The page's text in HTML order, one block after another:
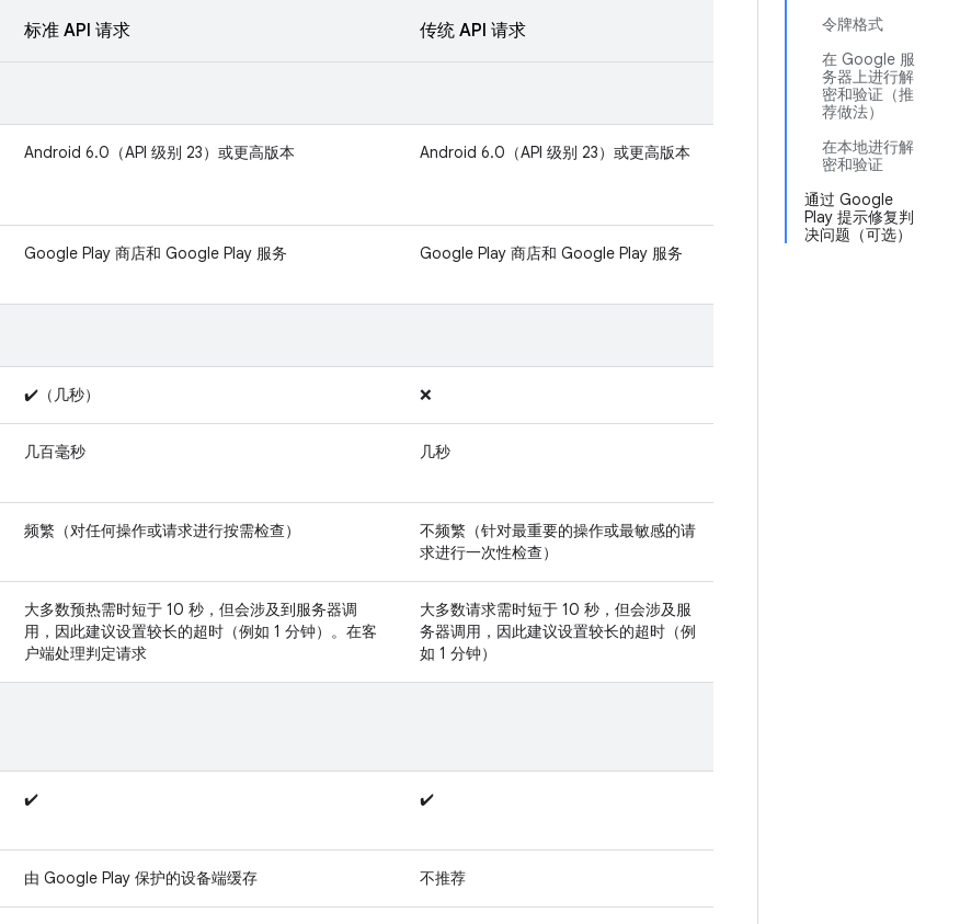
令牌格式
在 Google 服
务器上进行解
密和验证（推
荐做法）
在本地进行解
密和验证
通过 Google
Play 提示修复判
决问题（可选）
标准 API 请求 传统 API 请求
Android 6.0（API 级别 23）或更高版本 Android 6.0（API 级别 23）或更高版本
Google Play 商店和 Google Play 服务 Google Play 商店和 Google Play 服务
✔️（几秒） ❌
几百毫秒 几秒
频繁（对任何操作或请求进行按需检查）
不频繁（针对最重要的操作或最敏感的请
求进行一次性检查）
大多数预热需时短于 10 秒，但会涉及到服务器调
用，因此建议设置较长的超时（例如 1 分钟）。在客
户端处理判定请求
大多数请求需时短于 10 秒，但会涉及服
务器调用，因此建议设置较长的超时（例
如 1 分钟）
✔️ ✔️
由 Google Play 保护的设备端缓存 不推荐